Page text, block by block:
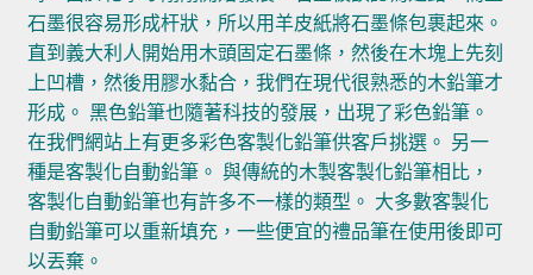
石墨很容易形成杆狀，所以用羊皮紙將石墨條包裹起來。
直到義大利人開始用木頭固定石墨條，然後在木塊上先刻
上凹槽，然後用膠水黏合，我們在現代很熟悉的木鉛筆才
形成。 黑色鉛筆也隨著科技的發展，出現了彩色鉛筆。
在我們網站上有更多彩色客製化鉛筆供客戶挑選。 另一
種是客製化自動鉛筆。 與傳統的木製客製化鉛筆相比，
客製化自動鉛筆也有許多不一樣的類型。 大多數客製化
自動鉛筆可以重新填充，一些便宜的禮品筆在使用後即可
以丟棄。